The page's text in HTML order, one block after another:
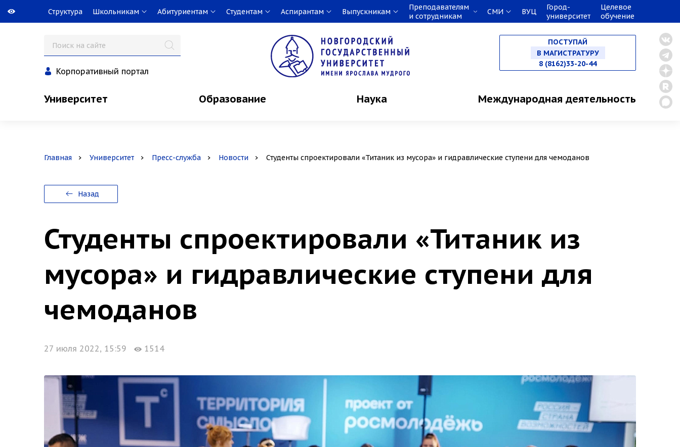
Структура Школьникам Абитуриентам Студентам Аспирантам Выпускникам
Преподавателям
и сотрудникам
СМИ ВУЦ
Город-
университет
Целевое
обучение
Корпоративный портал
ПОСТУПАЙ
НА СПЕЦИАЛИТЕТ
В МАГИСТРАТУРУ
8 (8162)33-20-44
Университет Образование Наука Международная деятельность
Главная Университет Пресс-служба Новости Студенты спроектировали «Титаник из мусора» и гидравлические ступени для чемоданов
Назад
Студенты спроектировали «Титаник из
мусора» и гидравлические ступени для
чемоданов
27 июля 2022, 15:59 1514